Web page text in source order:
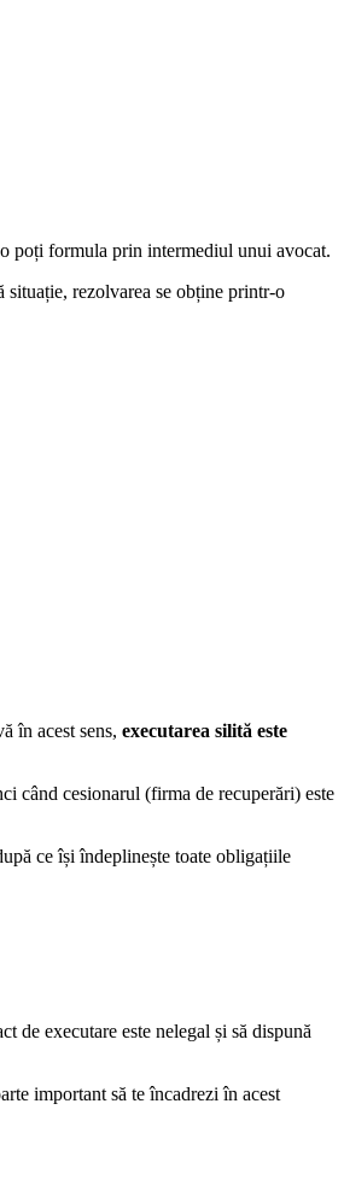
poți formula prin intermediul unui avocat.
situație, rezolvarea se obține printr-o
în acest sens, executarea silită este
când cesionarul (firma de recuperări) este
ce își îndeplinește toate obligațiile
de executare este nelegal și să dispună
important să te încadrezi în acest